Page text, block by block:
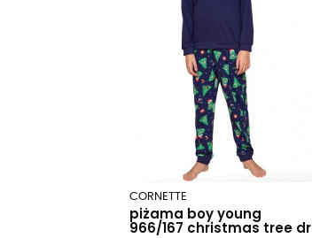
CORNETTE
piżama boy young
966/167 christmas tree dr